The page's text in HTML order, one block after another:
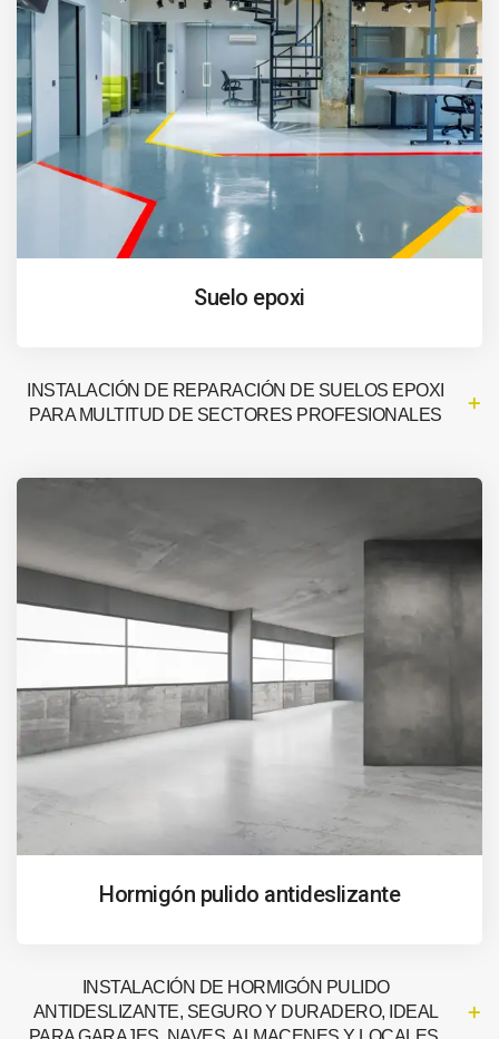
Suelo epoxi
INSTALACIÓN DE REPARACIÓN DE SUELOS EPOXI
PARA MULTITUD DE SECTORES PROFESIONALES
Hormigón pulido antideslizante
INSTALACIÓN DE HORMIGÓN PULIDO
ANTIDESLIZANTE, SEGURO Y DURADERO, IDEAL